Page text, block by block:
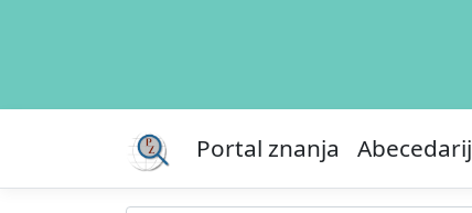
Portal znanja Abecedarij